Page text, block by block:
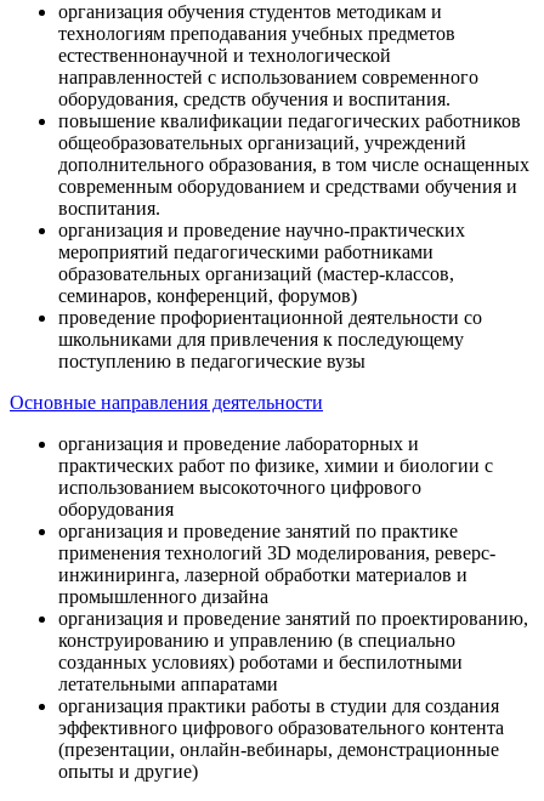
организация обучения студентов методикам и
технологиям преподавания учебных предметов
естественнонаучной и технологической
направленностей с использованием современного
оборудования, средств обучения и воспитания.
повышение квалификации педагогических работников
общеобразовательных организаций, учреждений
дополнительного образования, в том числе оснащенных
современным оборудованием и средствами обучения и
воспитания.
организация и проведение научно-практических
мероприятий педагогическими работниками
образовательных организаций (мастер-классов,
семинаров, конференций, форумов)
проведение профориентационной деятельности со
школьниками для привлечения к последующему
поступлению в педагогические вузы
Основные направления деятельности
организация и проведение лабораторных и
практических работ по физике, химии и биологии с
использованием высокоточного цифрового
оборудования
организация и проведение занятий по практике
применения технологий 3D моделирования, реверс-
инжиниринга, лазерной обработки материалов и
промышленного дизайна
организация и проведение занятий по проектированию,
конструированию и управлению (в специально
созданных условиях) роботами и беспилотными
летательными аппаратами
организация практики работы в студии для создания
эффективного цифрового образовательного контента
(презентации, онлайн-вебинары, демонстрационные
опыты и другие)